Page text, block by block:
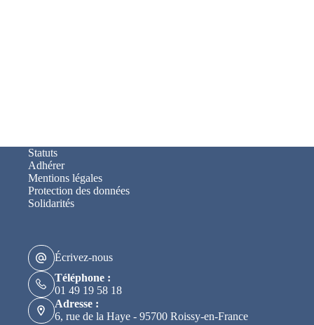
Statuts
Adhérer
Mentions légales
Protection des données
Solidarités
Écrivez-nous
Téléphone :
01 49 19 58 18
Adresse :
6, rue de la Haye - 95700 Roissy-en-France